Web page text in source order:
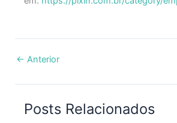
← Anterior
Posts Relacionados